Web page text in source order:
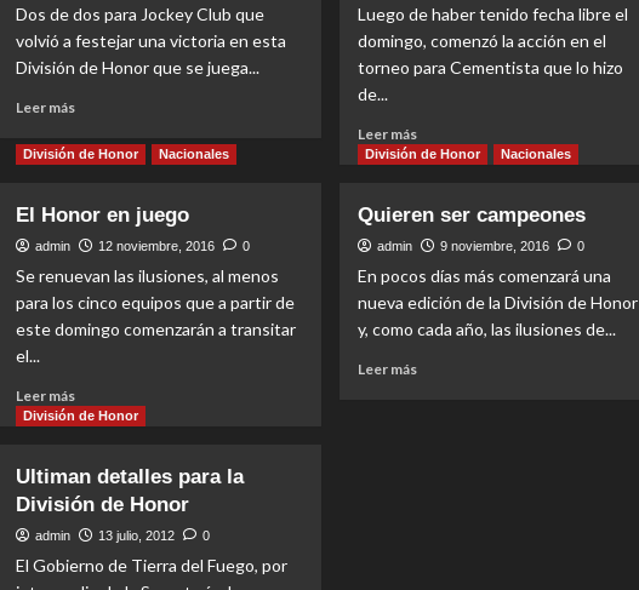
Dos de dos para Jockey Club que
volvió a festejar una victoria en esta
División de Honor que se juega...
Leer másRead
about
el
día
Luego de haber tenido fecha libre el
domingo, comenzó la acción en el
torneo para Cementista que lo hizo
de...
Leer másRead
more
positivo
División de Honor Nacionales
El Honor en juego
admin 12 noviembre, 2016 0
Se renuevan las ilusiones, al menos
para los cinco equipos que a partir de
este domingo comenzarán a transitar
el...
Leer másRead
more
Honor
en
juego
División de Honor Nacionales
Quieren ser campeones
admin 9 noviembre, 2016 0
En pocos días más comenzará una
nueva edición de la División de Honor
y, como cada año, las ilusiones de...
Leer másRead
División de Honor
Ultiman detalles para la
División de Honor
admin 13 julio, 2012 0
El Gobierno de Tierra del Fuego, por